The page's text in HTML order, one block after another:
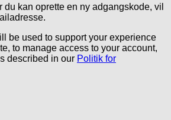
du kan oprette en ny adgangskode, vil
be used to support your experience
to manage access to your account,
described in our Politik for